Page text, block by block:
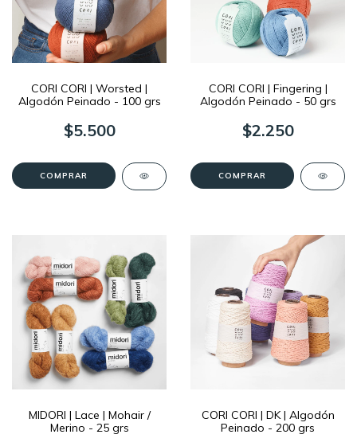
CORI CORI | Worsted |
Algodón Peinado - 100 grs
$5.500
COMPRAR
CORI CORI | Fingering |
Algodón Peinado - 50 grs
$2.250
COMPRAR
MIDORI | Lace | Mohair /
Merino - 25 grs
CORI CORI | DK | Algodón
Peinado - 200 grs